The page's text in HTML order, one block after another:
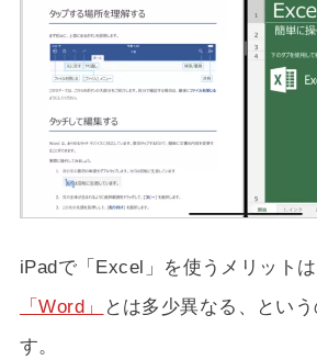
iPadで「Excel」を使うメリットは
「Word」
とは多少異なる、とい
す。